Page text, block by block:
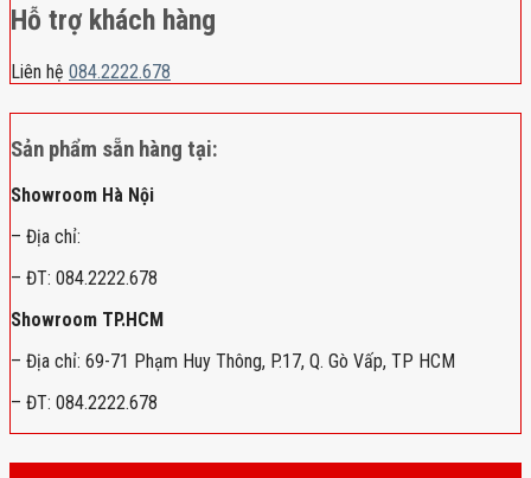
Hỗ trợ khách hàng
Liên hệ 084.2222.678
Sản phẩm sẵn hàng tại:
Showroom Hà Nội
– Địa chỉ:
– ĐT: 084.2222.678
Showroom TP.HCM
– Địa chỉ: 69-71 Phạm Huy Thông, P.17, Q. Gò Vấp, TP HCM
– ĐT: 084.2222.678